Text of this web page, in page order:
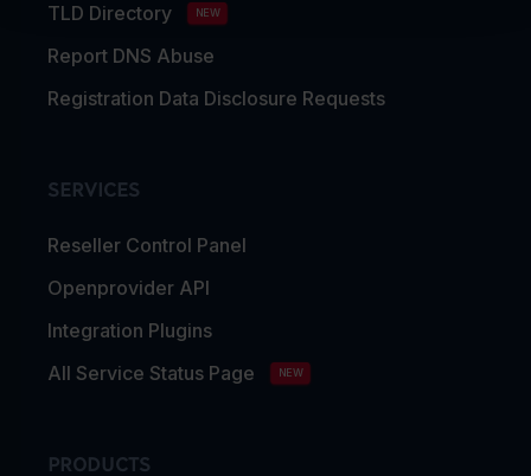
TLD Directory
NEW
Report DNS Abuse
Registration Data Disclosure Requests
SERVICES
Reseller Control Panel
Openprovider API
Integration Plugins
All Service Status Page
NEW
PRODUCTS